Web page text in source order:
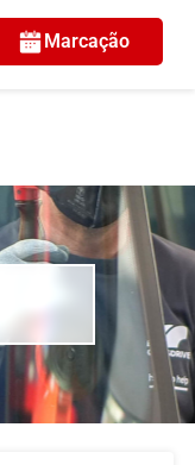
Marcação